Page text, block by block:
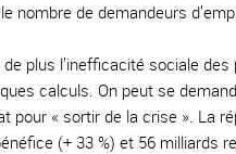
nombre de demandeurs
plus l’inefficacité sociale des
calculs. On peut se
pour « sortir de la crise ». La
(+ 33 %) et 56 milliards